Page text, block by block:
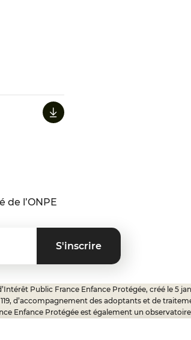
de l’ONPE
Public France Enfance Protégée, créé le 5
d’accompagnement des adoptants et de
Enfance Protégée est également un